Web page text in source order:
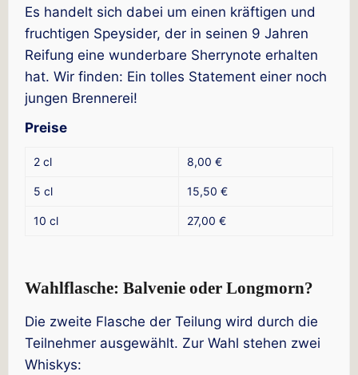
Es handelt sich dabei um einen kräftigen und
fruchtigen Speysider, der in seinen 9 Jahren
Reifung eine wunderbare Sherrynote erhalten
hat. Wir finden: Ein tolles Statement einer noch
jungen Brennerei!
Preise
2 cl 8,00 €
5 cl 15,50 €
10 cl 27,00 €
Wahlflasche: Balvenie oder Longmorn?
Die zweite Flasche der Teilung wird durch die
Teilnehmer ausgewählt. Zur Wahl stehen zwei
Whiskys: